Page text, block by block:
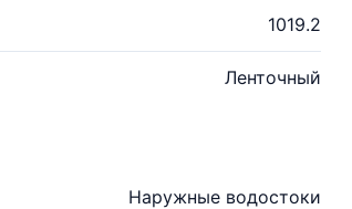
1019.2
Ленточный
Наружные водостоки